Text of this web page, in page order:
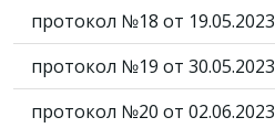
протокол №18 от 19.05.2023
протокол №19 от 30.05.2023
протокол №20 от 02.06.2023